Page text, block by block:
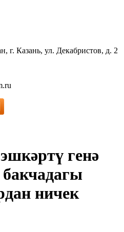
г. Казань, ул. Декабристов, д. 2
генә
ничек